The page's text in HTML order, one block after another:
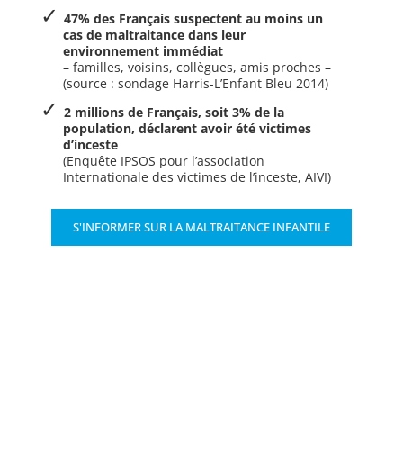
47% des Français suspectent au moins un
cas de maltraitance dans leur
environnement immédiat
– familles, voisins, collègues, amis proches –
(source : sondage Harris-L’Enfant Bleu 2014)
2 millions de Français, soit 3% de la
population, déclarent avoir été victimes
d’inceste
(Enquête IPSOS pour l’association
Internationale des victimes de l’inceste, AIVI)
S'INFORMER SUR LA MALTRAITANCE INFANTILE